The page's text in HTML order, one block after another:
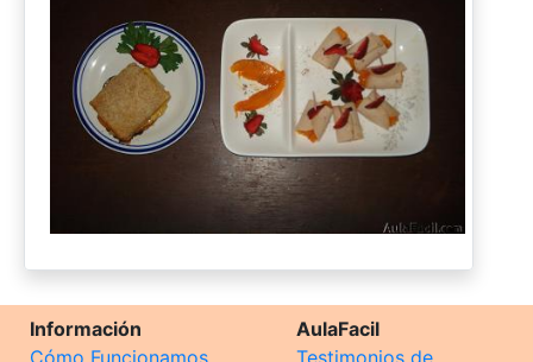
Información
Cómo Funcionamos
AulaFacil
Testimonios de